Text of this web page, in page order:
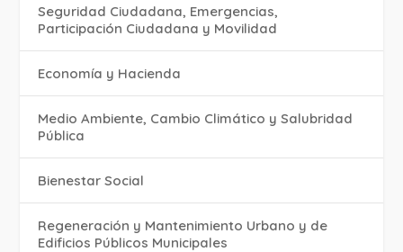
Seguridad Ciudadana, Emergencias,
Participación Ciudadana y Movilidad
Economía y Hacienda
Medio Ambiente, Cambio Climático y Salubridad
Pública
Bienestar Social
Regeneración y Mantenimiento Urbano y de
Edificios Públicos Municipales